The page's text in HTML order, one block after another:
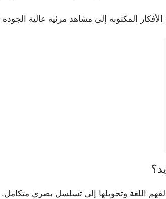
المكتوبة إلى مشاهد مرئية عالية
اللغة وتحويلها إلى تسلسل بصري متكامل.